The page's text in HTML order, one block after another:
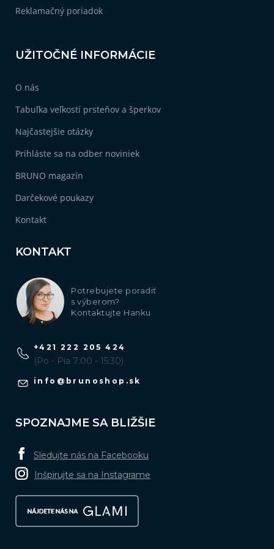
Reklamačný poriadok
UŽITOČNÉ INFORMÁCIE
O nás
Tabuľka veľkostí prsteňov a šperkov
Najčastejšie otázky
Prihláste sa na odber noviniek
BRUNO magazín
Darčekové poukazy
Kontakt
KONTAKT
Potrebujete poradiť
s výberom?
Kontaktujte Hanku
info @ brunoshop.sk
+421 222 205 424
(Po - Pia 7:00 - 15:30)
SPOZNAJME SA BLIŽŠIE
Sledujte nás na Facebooku
Inšpirujte sa na Instagrame